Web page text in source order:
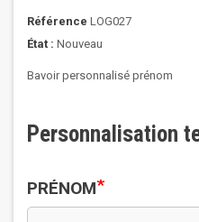
Référence LOG027
État : Nouveau
Bavoir personnalisé prénom
Personnalisation
PRÉNOM*